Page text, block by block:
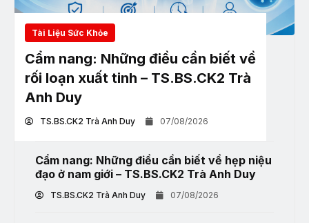
Tài Liệu Sức Khỏe
Cẩm nang: Những điều cần biết về
rối loạn xuất tinh – TS.BS.CK2 Trà
Anh Duy
TS.BS.CK2 Trà Anh Duy 07/08/2026
Cẩm nang: Những điều cần biết về hẹp niệu
đạo ở nam giới – TS.BS.CK2 Trà Anh Duy
TS.BS.CK2 Trà Anh Duy 07/08/2026